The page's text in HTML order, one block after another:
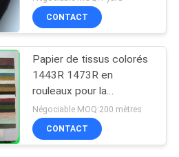
sac d'usine
CONTACT
Papier de tissus colorés
1443R 1473R en
rouleaux pour la
fabrication de
chaussures
Négociable MOQ:200 mètres
CONTACT